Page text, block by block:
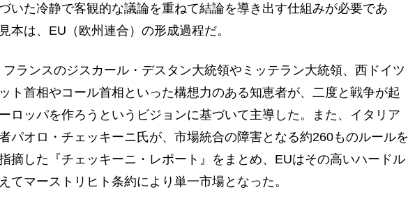
いた冷静で客観的な議論を重ねて結論を導き出す仕組みが必要であ
本は、EU（欧州連合）の形成過程だ。
ランスのジスカール・デスタン大統領やミッテラン大統領、西ドイツ
ト首相やコール首相といった構想力のある知恵者が、二度と戦争が起
ロッパを作ろうというビジョンに基づいて主導した。また、イタリア
パオロ・チェッキーニ氏が、市場統合の障害となる約260ものルールを
摘した『チェッキーニ・レポート』をまとめ、EUはその高いハードル
てマーストリヒト条約により単一市場となった。